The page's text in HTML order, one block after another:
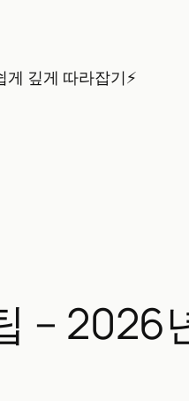
게 깊게 따라잡기⚡
– 2026